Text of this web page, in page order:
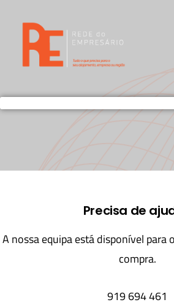
Precisa de
A nossa equipa está disponível para
compra.
919 694 461